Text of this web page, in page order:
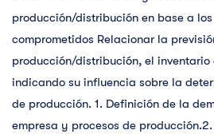
producción/distribución en base a
comprometidos Relacionar la
producción/distribución, el
indicando su influencia sobre la
de producción. 1. Definición de la
empresa y procesos de